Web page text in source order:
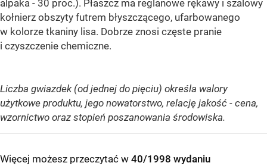
alpaka - 30 proc.). Płaszcz ma reglanowe rękawy i szalowy
kołnierz obszyty futrem błyszczącego, ufarbowanego
w kolorze tkaniny lisa. Dobrze znosi częste pranie
i czyszczenie chemiczne.
Liczba gwiazdek (od jednej do pięciu) określa walory
użytkowe produktu, jego nowatorstwo, relację jakość - cena,
wzornictwo oraz stopień poszanowania środowiska.
Więcej możesz przeczytać w 40/1998 wydaniu